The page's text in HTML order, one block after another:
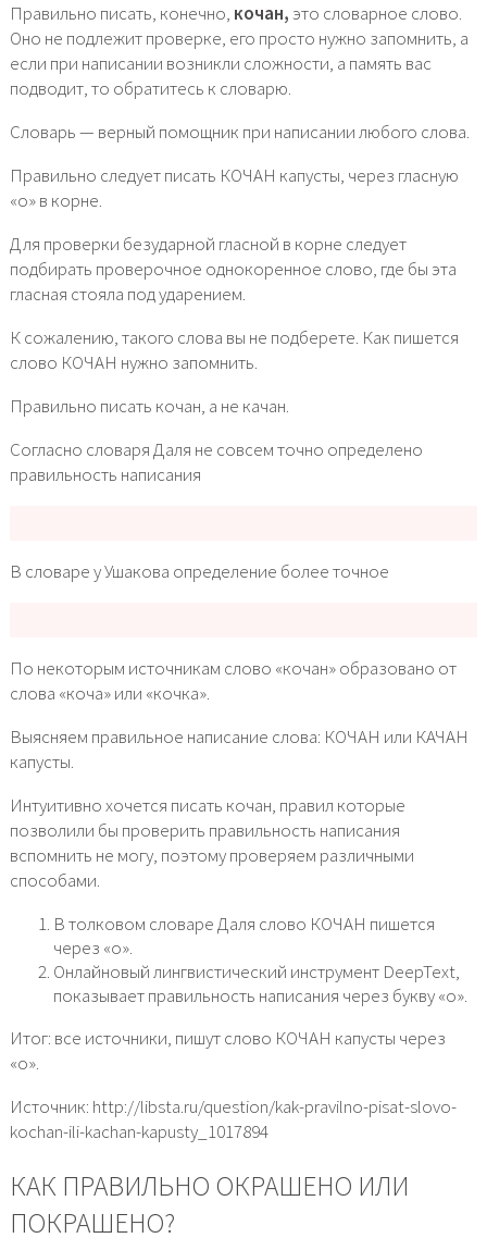
Правильно писать, конечно, кочан,это словарное слово.
Оно не подлежит проверке, его просто нужно запомнить, а
если при написании возникли сложности, а память вас
подводит, то обратитесь к словарю.
Словарь — верный помощник при написании любого слова.
Правильно следует писать КОЧАН капусты, через гласную
«о» в корне.
Для проверки безударной гласной в корне следует
подбирать проверочное однокоренное слово, где бы эта
гласная стояла под ударением.
К сожалению, такого слова вы не подберете. Как пишется
слово КОЧАН нужно запомнить.
Правильно писать кочан, а не качан.
Согласно словаря Даля не совсем точно определено
правильность написания
В словаре у Ушакова определение более точное
По некоторым источникам слово «кочан» образовано от
слова «коча» или «кочка».
Выясняем правильное написание слова: КОЧАН или КАЧАН
капусты.
Интуитивно хочется писать кочан, правил которые
позволили бы проверить правильность написания
вспомнить не могу, поэтому проверяем различными
способами.
В толковом словаре Даля слово КОЧАН пишется
через «о».
Онлайновый лингвистический инструмент DeepText,
показывает правильность написания через букву «о».
Итог: все источники, пишут слово КОЧАН капусты через
«о».
Источник: http://libsta.ru/question/kak-pravilno-pisat-slovo-
kochan-ili-kachan-kapusty_1017894
КАК ПРАВИЛЬНО ОКРАШЕНО ИЛИ
ПОКРАШЕНО?